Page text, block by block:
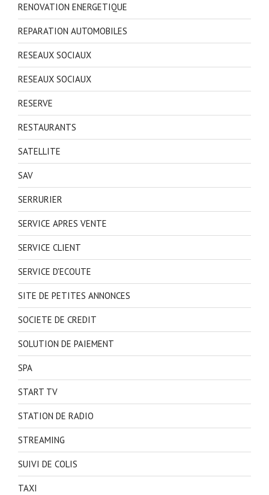
RENOVATION ENERGETIQUE
REPARATION AUTOMOBILES
RESEAUX SOCIAUX
RESEAUX SOCIAUX
RESERVE
RESTAURANTS
SATELLITE
SAV
SERRURIER
SERVICE APRES VENTE
SERVICE CLIENT
SERVICE D'ECOUTE
SITE DE PETITES ANNONCES
SOCIETE DE CREDIT
SOLUTION DE PAIEMENT
SPA
START TV
STATION DE RADIO
STREAMING
SUIVI DE COLIS
TAXI